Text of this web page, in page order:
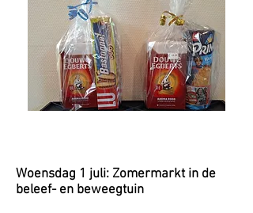
Woensdag 1 juli: Zomermarkt in de
beleef- en beweegtuin